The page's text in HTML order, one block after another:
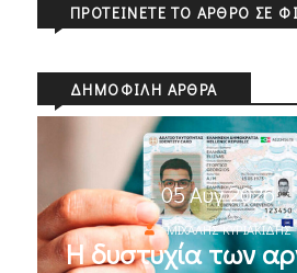
ΠΡΟΤΕΊΝΕΤΕ ΤΟ ΆΡΘΡΟ ΣΕ
ΔΗΜΟΦΙΛΉ ΆΡΘΡΑ
05 Αυγ 2026
ΜΙΧΆΛΗΣ ΚΥΡΙΑΚΊΔΗΣ
Η δυστυχία των